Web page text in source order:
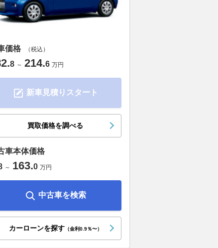
価格 （税込）
.8 ～ 214.6 万円
新車見積りスタート
買取価格を調べる
車本体価格
～ 163.0 万円
中古車を検索
カーローンを探す（金利0.9％〜）